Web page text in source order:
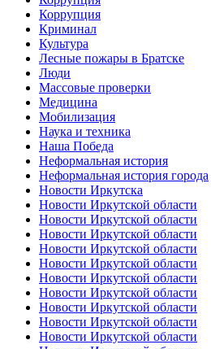
Коррупция
Криминал
Культура
Лесные пожары в Братске
Люди
Массовые проверки
Медицина
Мобилизация
Наука и техника
Наша Победа
Неформальная история
Неформальная история города
Новости Иркутска
Новости Иркутской области
Новости Иркутской области
Новости Иркутской области
Новости Иркутской области
Новости Иркутской области
Новости Иркутской области
Новости Иркутской области
Новости Иркутской области
Новости Иркутской области
Новости Иркутской области